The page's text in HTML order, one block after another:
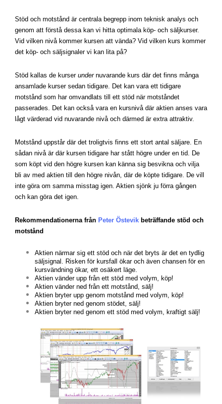
Stöd och motstånd är centrala begrepp inom teknisk analys och
genom att förstå dessa kan vi hitta optimala köp- och säljkurser.
Vid vilken nivå kommer kursen att vända? Vid vilken kurs kommer
det köp- och säljsignaler vi kan lita på?
Stöd kallas de kurser undernuvarande kurs där det finns många
ansamlade kurser sedan tidigare. Det kan vara ett tidigare
motstånd som har omvandlats till ett stöd när motståndet
passerades. Det kan också vara en kursnivå där aktien anses vara
lågt värderad vid nuvarande nivå och därmed är extra attraktiv.
Motstånd uppstår där det troligtvis finns ett stort antal säljare. En
sådan nivå är där kursen tidigare har stått högre under en tid. De
som köpt vid den högre kursen kan känna sig besvikna och vilja
bli av med aktien till den högre nivån, där de köpte tidigare. De vill
inte göra om samma misstag igen. Aktien sjönk ju förra gången
och kan göra det igen.
Rekommendationerna från Peter Östevik beträffande stöd och
motstånd
Aktien närmar sig ett stöd och när det bryts är det en tydlig
säljsignal. Risken för kursfall ökar och även chansen för en
kursvändning ökar, ett osäkert läge.
Aktien vänder upp från ett stöd med volym, köp!
Aktien vänder ned från ett motstånd , sälj!
Aktien bryter upp genom motstånd med volym , köp!
Aktien bryter ned genom stödet, sälj!
Aktien bryter ned genom ett stöd med volym, kraftigt sälj!